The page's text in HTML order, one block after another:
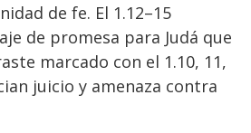
de fe. El 1.12–15
de promesa para Judá que
marcado con el 1.10, 11,
juicio y amenaza contra